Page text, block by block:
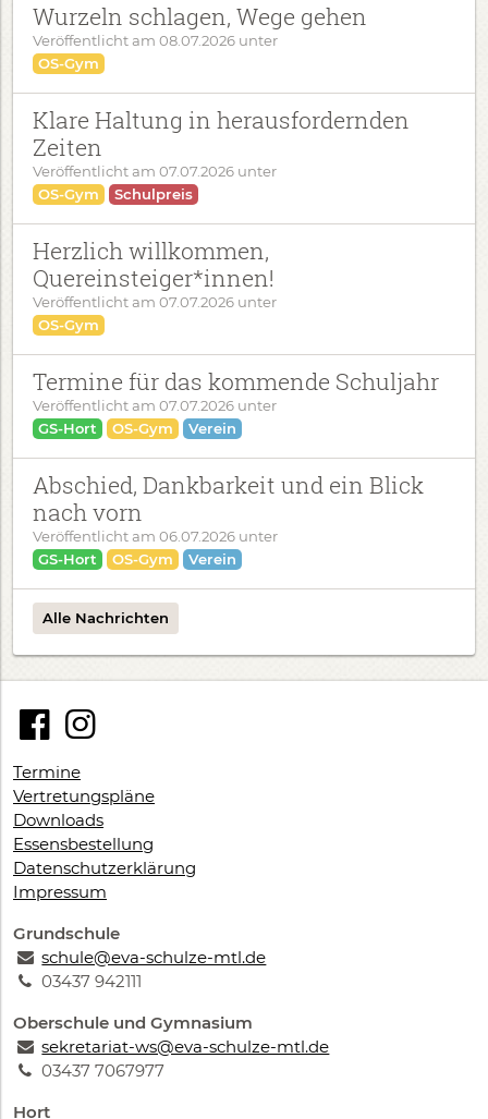
Wurzeln schlagen, Wege gehen
Veröffentlicht am 08.07.2026 unter
OS-Gym
Klare Haltung in herausfordernden
Zeiten
Veröffentlicht am 07.07.2026 unter
OS-Gym
Schulpreis
Herzlich willkommen,
Quereinsteiger*innen!
Veröffentlicht am 07.07.2026 unter
OS-Gym
Termine für das kommende Schuljahr
Veröffentlicht am 07.07.2026 unter
GS-Hort
OS-Gym Verein
Abschied, Dankbarkeit und ein Blick
nach vorn
Veröffentlicht am 06.07.2026 unter
GS-Hort
OS-Gym Verein
Alle Nachrichten
Termine
Vertretungspläne
Downloads
Essensbestellung
Datenschutzerklärung
Impressum
Grundschule
schule@eva-schulze-mtl.de
03437 942111
Oberschule und Gymnasium
sekretariat-ws@eva-schulze-mtl.de
03437 7067977
Hort